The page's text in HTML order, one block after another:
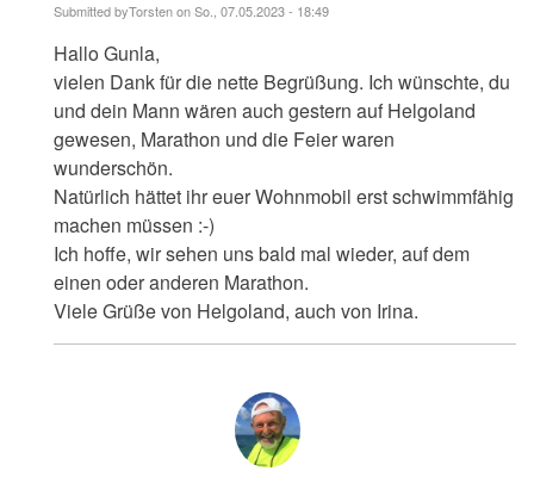
Submitted byTorstenon So., 07.05.2023 - 18:49
auf
Hallo
Torsten,
du
bist
ein…
von
maralöpare
Hallo Gunla,
vielen Dank für die nette Begrüßung. Ich wünschte, du
und dein Mann wären auch gestern auf Helgoland
gewesen, Marathon und die Feier waren
wunderschön.
Natürlich hättet ihr euer Wohnmobil erst schwimmfähig
machen müssen :-)
Ich hoffe, wir sehen uns bald mal wieder, auf dem
einen oder anderen Marathon.
Viele Grüße von Helgoland, auch von Irina.